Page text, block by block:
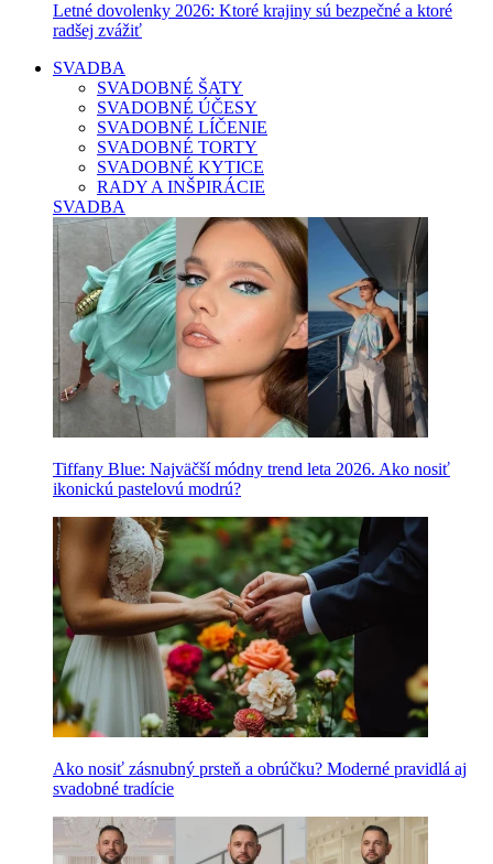
Letné dovolenky 2026: Ktoré krajiny sú bezpečné a ktoré
radšej zvážiť
SVADBA
SVADOBNÉ ŠATY
SVADOBNÉ ÚČESY
SVADOBNÉ LÍČENIE
SVADOBNÉ TORTY
SVADOBNÉ KYTICE
RADY A INŠPIRÁCIE
SVADBA
Tiffany Blue: Najväčší módny trend leta 2026. Ako nosiť
ikonickú pastelovú modrú?
Ako nosiť zásnubný prsteň a obrúčku? Moderné pravidlá aj
svadobné tradície